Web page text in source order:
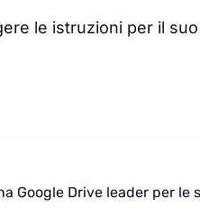
le istruzioni per il